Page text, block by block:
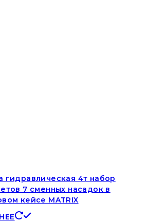
гидравлическая 4т набор
7 сменных насадок в
кейсе MATRIX